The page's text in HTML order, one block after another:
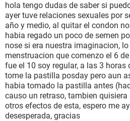
BIENESTAR
SEXUALIDAD
GLOSARIO
hola tengo dudas de saber si
ayer tuve relaciones sexuales por
año y medio, al quitar el condon
habia regado un poco de semen
nose si era nuestra imaginacion,
menstruacion que comenzo el 6
fue el 10 soy regular, a las 3 horas
tome la pastilla posday pero aun
habia tomado la pastilla antes
causo un retraso, tambien quisiera
otros efectos de esta, espero me
desesperada, gracias